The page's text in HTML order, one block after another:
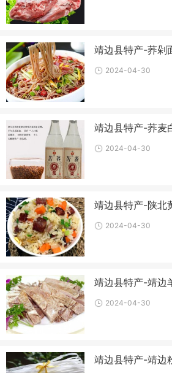
靖边县特产-荞剁
2024-04-30
靖边县特产-荞麦
2024-04-30
靖边县特产-陕北
2024-04-30
靖边县特产-靖边
2024-04-30
靖边县特产-靖边